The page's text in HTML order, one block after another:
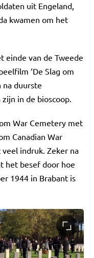
uit Engeland,
kwamen om het
einde van de Tweede
‘De Slag om
na duurste
in de bioscoop.
War Cemetery met
Canadian War
indruk. Zeker na
het besef door hoe
1944 in Brabant is